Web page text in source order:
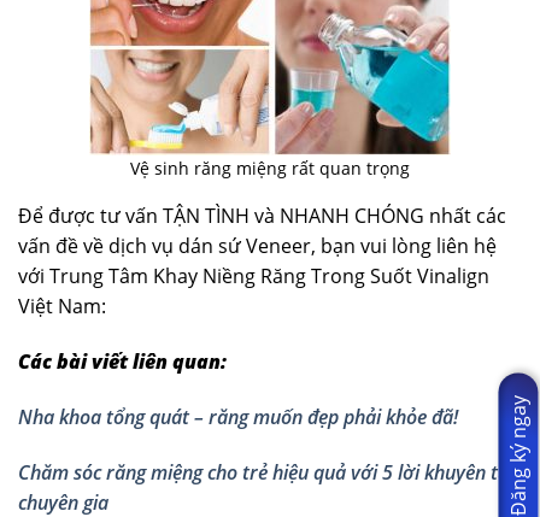
Vệ sinh răng miệng rất quan trọng
Để được tư vấn TẬN TÌNH và NHANH CHÓNG nhất các
vấn đề về dịch vụ dán sứ Veneer, bạn vui lòng liên hệ
với Trung Tâm Khay Niềng Răng Trong Suốt Vinalign
Việt Nam:
Các bài viết liên quan:
Nha khoa tổng quát – răng muốn đẹp phải khỏe đã!
Chăm sóc răng miệng cho trẻ hiệu quả với 5 lời khuyên từ
chuyên gia
Đăng ký ngay